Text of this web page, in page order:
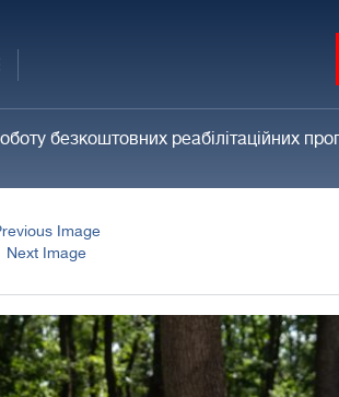
безкоштовних реабілітаційних
Image
Next Image